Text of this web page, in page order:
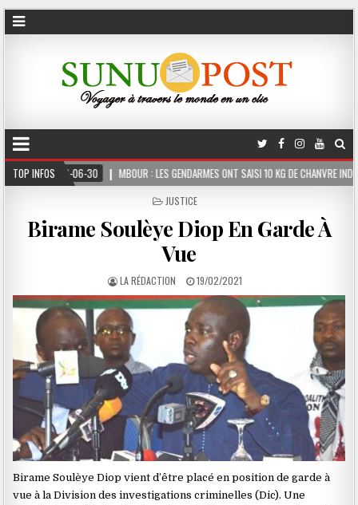
TOP INFOS
MBOUR : LES GENDARMES ONT SAISI 10 KG DE CHANVRE INDIEN DISSIMULÉS DANS LE
POSTED
JUSTICE
Birame Soulèye Diop En Garde À
Vue
LA RÉDACTION 19/02/2021
Birame Soulèye Diop vient d’être placé en position de garde à
vue à la Division des investigations criminelles (Dic). Une